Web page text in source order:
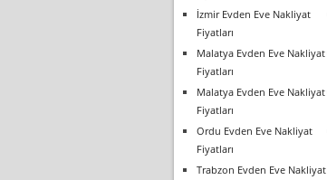
İzmir Evden Eve Nakliyat
Fiyatları
Malatya Evden Eve Nakliyat
Fiyatları
Malatya Evden Eve Nakliyat
Fiyatları
Ordu Evden Eve Nakliyat
Fiyatları
Trabzon Evden Eve Nakliyat